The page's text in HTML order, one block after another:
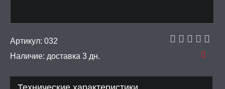
ИНТИМ-ГЕЛИ,
ЛУБРИКАНТЫ
Артикул: 032
Наличие: доставка 3 дн.